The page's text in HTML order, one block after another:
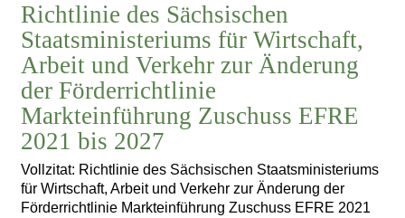
Richtlinie des Sächsischen
Staatsministeriums für Wirtschaft,
Arbeit und Verkehr zur Änderung
der Förderrichtlinie
Markteinführung Zuschuss EFRE
2021 bis 2027
Vollzitat: Richtlinie des Sächsischen Staatsministeriums
für Wirtschaft, Arbeit und Verkehr zur Änderung der
Förderrichtlinie Markteinführung Zuschuss EFRE 2021